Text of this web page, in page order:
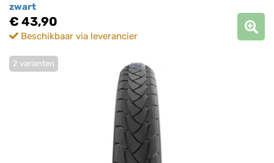
zwart
€ 43,90
Beschikbaar via leverancier
2 varianten